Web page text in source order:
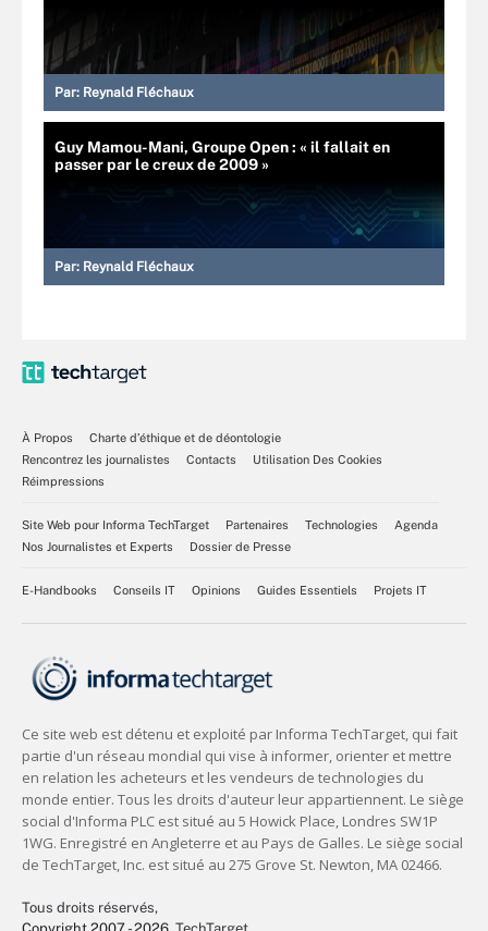
Par: Reynald Fléchaux
Guy Mamou-Mani, Groupe Open : « il fallait en
passer par le creux de 2009 »
Par: Reynald Fléchaux
À Propos
Charte d’éthique et de déontologie
Rencontrez les journalistes
Contacts
Utilisation Des Cookies
Réimpressions
Site Web pour Informa TechTarget Partenaires Technologies
Agenda
Nos Journalistes et Experts
Dossier de Presse
E-Handbooks Conseils IT Opinions Guides Essentiels Projets IT
Tous droits réservés,
Copyright 2007 - 2026 , TechTarget